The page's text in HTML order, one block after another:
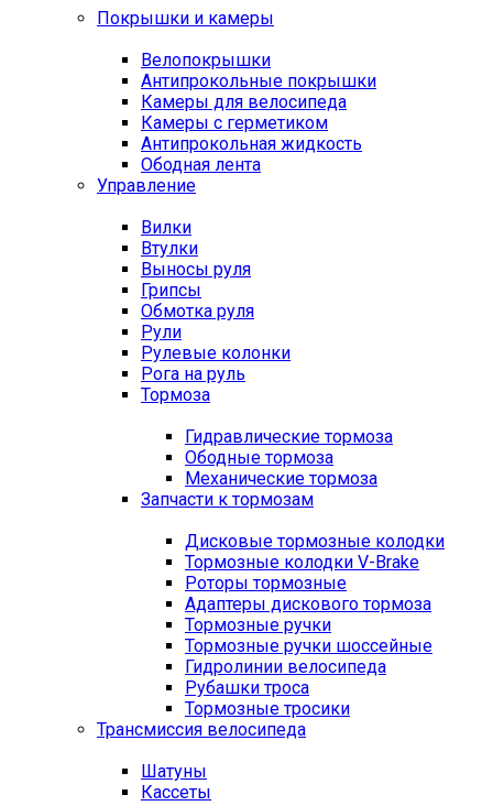
Покрышки и камеры
Велопокрышки
Антипрокольные покрышки
Камеры для велосипеда
Камеры с герметиком
Антипрокольная жидкость
Ободная лента
Управление
Вилки
Втулки
Выносы руля
Грипсы
Обмотка руля
Рули
Рулевые колонки
Рога на руль
Тормоза
Гидравлические тормоза
Ободные тормоза
Механические тормоза
Запчасти к тормозам
Дисковые тормозные колодки
Тормозные колодки V-Brake
Роторы тормозные
Адаптеры дискового тормоза
Тормозные ручки
Тормозные ручки шоссейные
Гидролинии велосипеда
Рубашки троса
Тормозные тросики
Трансмиссия велосипеда
Шатуны
Кассеты